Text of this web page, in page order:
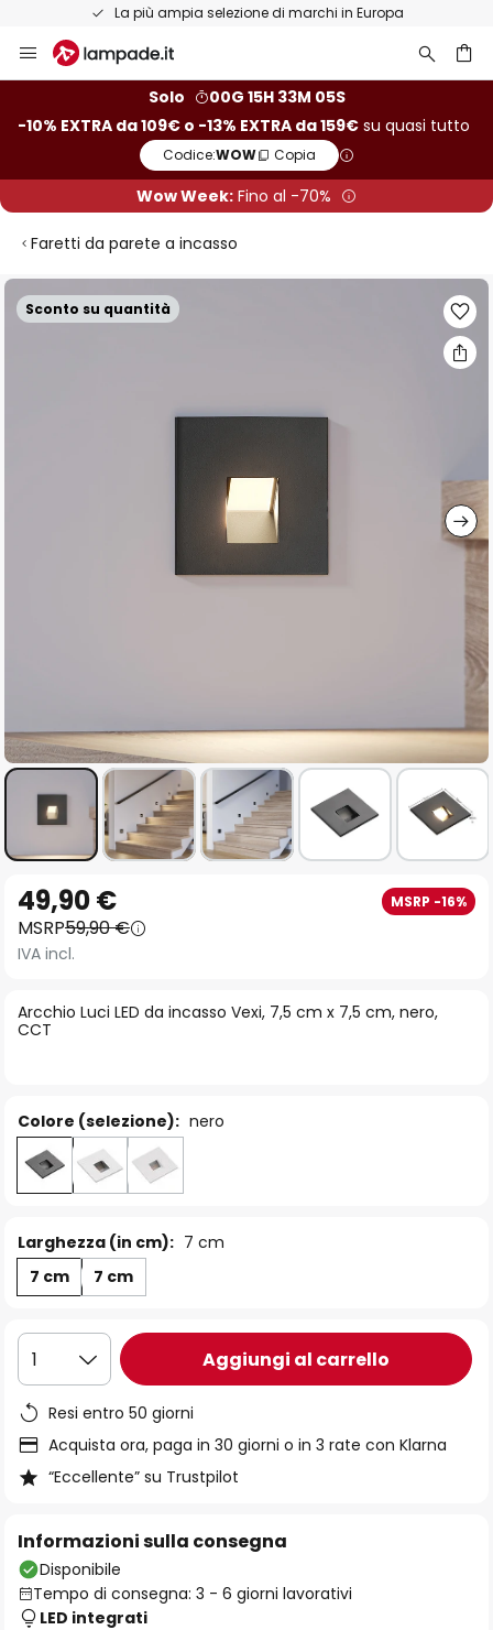
La più ampia selezione di marchi in Europa
Salta
al
Solo
00G 15H 33M 04S
-10% EXTRA da 109€ o -13% EXTRA da 159€ su quasi tutto
Codice:WOW Copia
Wow Week: Fino al -70%
Faretti da parete a incasso
Sconto su quantità
Vai
alla
all'inizio
della
galleria
immagini
Arcchio Luci LED da incasso Vexi, 7,5 cm x 7,5 cm, nero,
CCT
49,90 € MSRP -16%
MSRP59,90 €
IVA incl.
Colore (selezione): nero
Larghezza (in cm): 7 cm
7 cm
7 cm
1 Aggiungi al carrello
Resi entro 50 giorni
Acquista ora, paga in 30 giorni o in 3 rate con Klarna
“Eccellente” su Trustpilot
Informazioni sulla consegna
Disponibile
Tempo di consegna: 3 - 6 giorni lavorativi
LED integrati